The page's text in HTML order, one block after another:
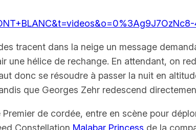
tracent dans la neige un message
hélice de rechange. En attendant, on
donc se résoudre à passer la nuit en
que Georges Zehr redescend
Premier de cordée, entre en scène pour
Constellation Malabar Princess de la